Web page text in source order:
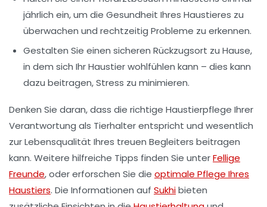
jährlich ein, um die Gesundheit Ihres Haustieres zu
überwachen und rechtzeitig Probleme zu erkennen.
Gestalten Sie einen sicheren Rückzugsort zu Hause,
in dem sich Ihr Haustier wohlfühlen kann – dies kann
dazu beitragen, Stress zu minimieren.
Denken Sie daran, dass die richtige Haustierpflege Ihrer
Verantwortung als Tierhalter entspricht und wesentlich
zur Lebensqualität Ihres treuen Begleiters beitragen
kann. Weitere hilfreiche Tipps finden Sie unterFellige
Freunde, oder erforschen Sie die optimale Pflege Ihres
Haustiers. Die Informationen auf Sukhibieten